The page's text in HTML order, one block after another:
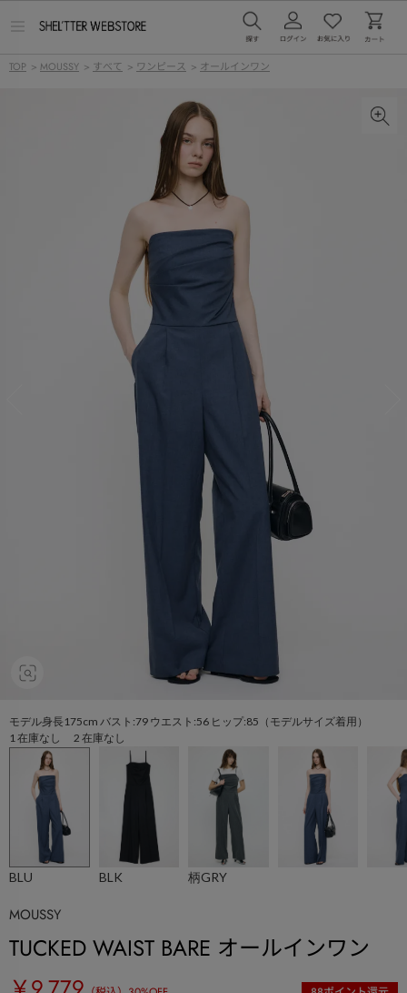
ー
TOP > MOUSSY > すべて > ワンピース > オールインワン
モデル身長175cm バスト:79 ウエスト:56 ヒップ:85（モデルサイズ着用）
1 在庫なし 2 在庫なし
BLU BLK 柄GRY
MOUSSY
TUCKED WAIST BARE オールインワン